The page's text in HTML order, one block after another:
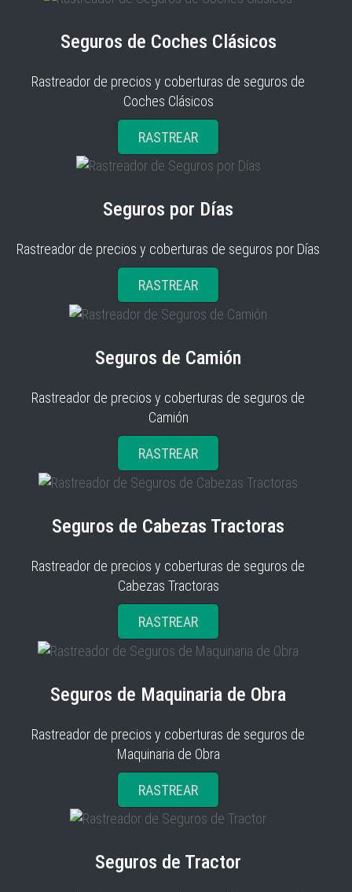
Seguros de Coches Clásicos
Rastreador de precios y coberturas de seguros de
Coches Clásicos
RASTREAR
Seguros por Días
Rastreador de precios y coberturas de seguros por Días
RASTREAR
Seguros de Camión
Rastreador de precios y coberturas de seguros de
Camión
RASTREAR
Seguros de Cabezas Tractoras
Rastreador de precios y coberturas de seguros de
Cabezas Tractoras
RASTREAR
Seguros de Maquinaria de Obra
Rastreador de precios y coberturas de seguros de
Maquinaria de Obra
RASTREAR
Seguros de Tractor